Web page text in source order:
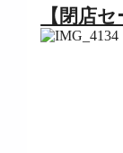
【閉店セ